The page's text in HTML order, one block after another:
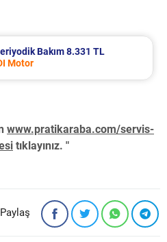
Bakım 8.331 TL
Motor
www.pratikaraba.com/servis-
tıklayınız. "
Paylaş